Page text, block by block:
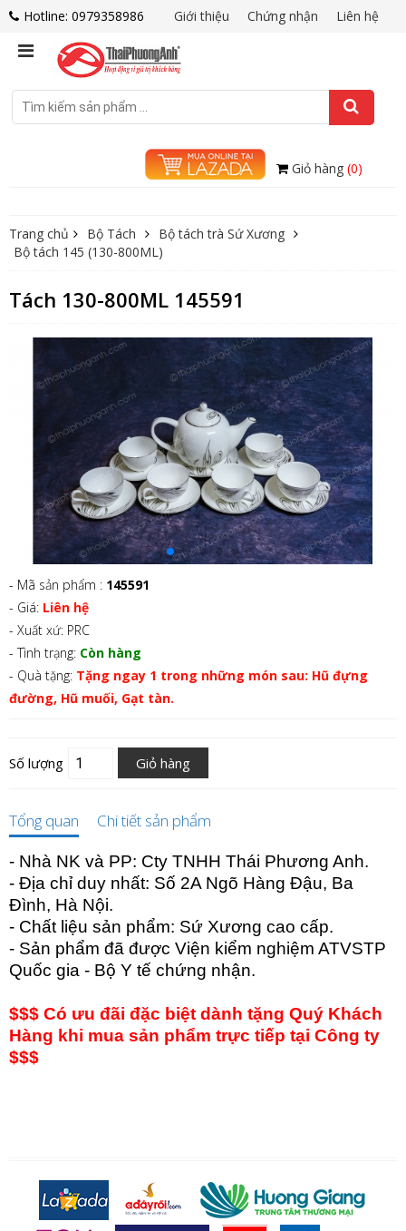
Hotline: 0979358986 Liên hệ
Chứng nhận
Giới thiệu
Giỏ hàng (0)
Trang chủ Bộ Tách
Bộ tách trà Sứ Xương
Bộ tách 145 (130-800ML)
Tách 130-800ML 145591
- Mã sản phẩm : 145591
- Giá: Liên hệ
- Xuất xứ: PRC
- Tình trạng: Còn hàng
- Quà tặng: Tặng ngay 1 trong những món sau: Hũ đựng
đường, Hũ muối, Gạt tàn.
Số lượng Giỏ hàng
Tổng quan Chi tiết sản phẩm
- Nhà NK và PP: Cty TNHH Thái Phương Anh.
- Địa chỉ duy nhất: Số 2A Ngõ Hàng Đậu, Ba
Đình, Hà Nội.
- Chất liệu sản phẩm: Sứ Xương cao cấp.
- Sản phẩm đã được Viện kiểm nghiệm ATVSTP
Quốc gia - Bộ Y tế chứng nhận.
$$$ Có ưu đãi đặc biệt dành tặng Quý Khách
Hàng khi mua sản phẩm trực tiếp tại Công ty
$$$